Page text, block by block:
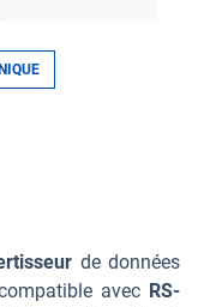
de données
avec RS-